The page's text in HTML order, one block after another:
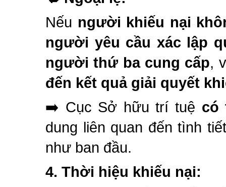
Nếu người khiếu nại
người yêu cầu xác lập
người thứ ba cung cấp,
đến kết quả giải quyết
➡️ Cục Sở hữu trí tuệ có
dung liên quan đến tình
như ban đầu.
4. Thời hiệu khiếu nại: